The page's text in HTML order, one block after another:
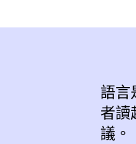
語言
者讀
議。